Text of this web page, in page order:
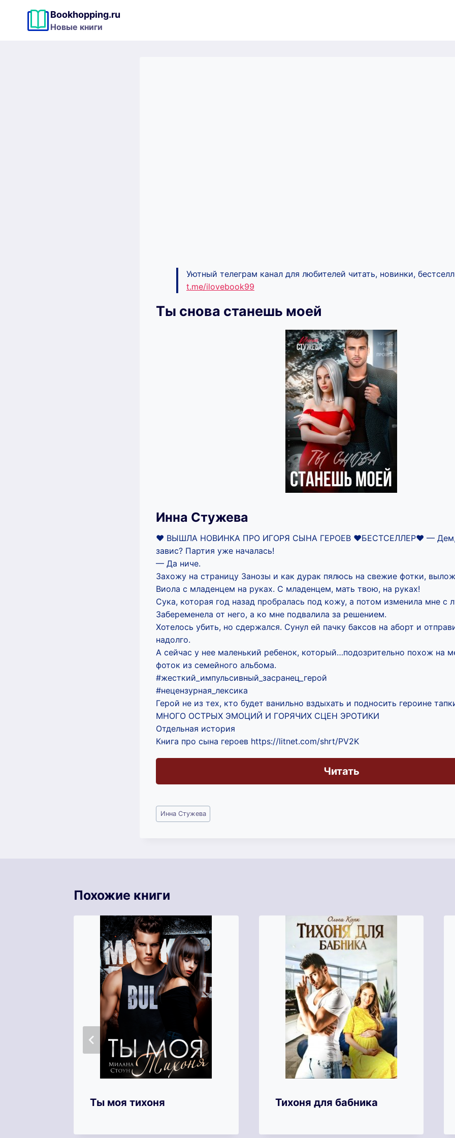
содержимому
Bookhopping.ru
Новые книги
Уютный телеграм канал для любителей читать, новинки,
t.me/ilovebook99
Ты снова станешь моей
Инна Стужева
❤️ ВЫШЛА НОВИНКА ПРО ИГОРЯ СЫНА ГЕРОЕВ ❤️БЕСТСЕЛЛЕР❤️ — Дем,
завис? Партия уже началась!
— Да ниче.
Захожу на страницу Занозы и как дурак пялюсь на свежие фотки,
Виола с младенцем на руках. С младенцем, мать твою, на руках!
Сука, которая год назад пробралась под кожу, а потом изменила мне с
Забеременела от него, а ко мне подвалила за решением.
Хотелось убить, но сдержался. Сунул ей пачку баксов на аборт и
надолго.
А сейчас у нее маленький ребенок, который…подозрительно похож на
фоток из семейного альбома.
#жесткий_импульсивный_засранец_герой
#нецензурная_лексика
Герой не из тех, кто будет ванильно вздыхать и подносить героине
МНОГО ОСТРЫХ ЭМОЦИЙ И ГОРЯЧИХ СЦЕН ЭРОТИКИ
Отдельная история
Книга про сына героев https://litnet.com/shrt/PV2K
Читать
Метки
записи:
Инна Стужева
Похожие книги
Ты моя тихоня Тихоня для бабника